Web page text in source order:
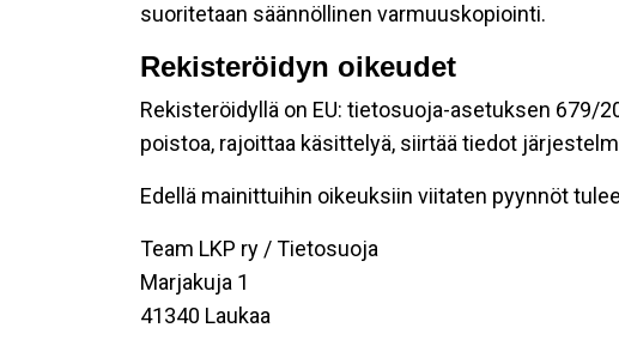
suoritetaan säännöllinen varmuuskopiointi.
Rekisteröidyn oikeudet
Rekisteröidyllä on EU: tietosuoja-asetuksen 679/
poistoa, rajoittaa käsittelyä, siirtää tiedot
Edellä mainittuihin oikeuksiin viitaten pyynnöt
Team LKP ry / Tietosuoja
Marjakuja 1
41340 Laukaa